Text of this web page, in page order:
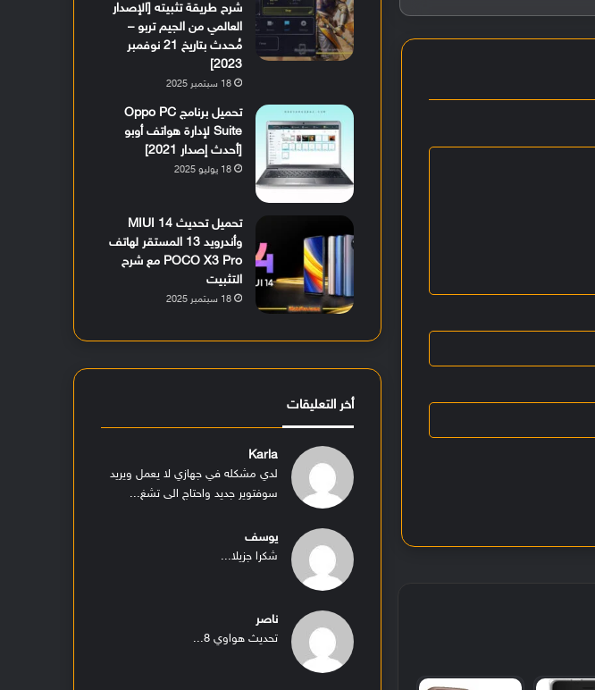
شرح طريقة تثبيته [الإصدار
العالمي من الجيم تربو –
مُحدث بتاريخ 21 نوفمبر
2023]
18 سبتمبر 2025
تحميل برنامج Oppo PC
Suite لإدارة هواتف أوبو
[أحدث إصدار 2021]
18 يوليو 2025
تحميل تحديث MIUI 14
وأندرويد 13 المستقر لهاتف
POCO X3 Pro مع شرح
التثبيت
18 سبتمبر 2025
أخر التعليقات
Karla
لدي مشكله في جهازي لا يعمل ويريد
سوفتوير جديد واحتاج الى تشغ...
يوسف
شكرا جزيلا...
ناصر
تحديث هواوي 8...